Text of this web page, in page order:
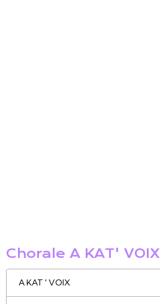
Chorale A KAT' VOIX
A KAT ' VOIX